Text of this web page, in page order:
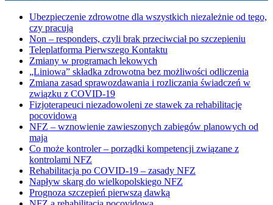
Ubezpieczenie zdrowotne dla wszystkich niezależnie od tego,
czy pracują
Non – responders, czyli brak przeciwciał po szczepieniu
Teleplatforma Pierwszego Kontaktu
Zmiany w programach lekowych
„Liniowa” składka zdrowotna bez możliwości odliczenia
Zmiana zasad sprawozdawania i rozliczania świadczeń w
związku z COVID-19
Fizjoterapeuci niezadowoleni ze stawek za rehabilitację
pocovidową
NFZ – wznowienie zawieszonych zabiegów planowych od
maja
Co może kontroler – porządki kompetencji związane z
kontrolami NFZ
Rehabilitacja po COVID-19 – zasady NFZ
Napływ skarg do wielkopolskiego NFZ
Prognoza szczepień pierwszą dawką